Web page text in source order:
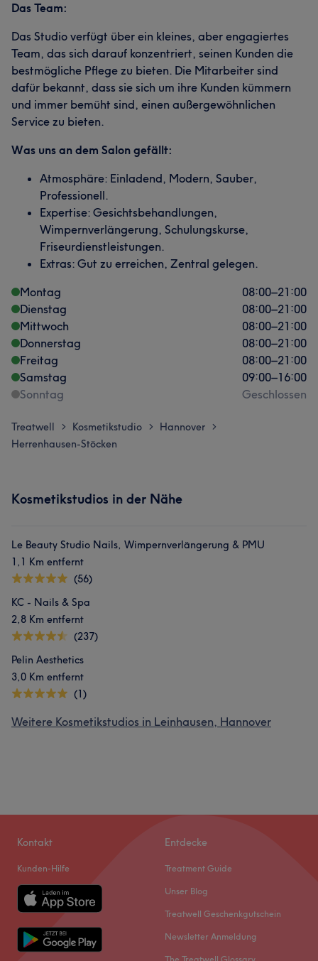
Das Team:
Das Studio verfügt über ein kleines, aber engagiertes
Team, das sich darauf konzentriert, seinen Kunden die
bestmögliche Pflege zu bieten. Die Mitarbeiter sind
dafür bekannt, dass sie sich um ihre Kunden kümmern
und immer bemüht sind, einen außergewöhnlichen
Service zu bieten.
Was uns an dem Salon gefällt:
Atmosphäre: Einladend, Modern, Sauber,
Professionell.
Expertise: Gesichtsbehandlungen,
Wimpernverlängerung, Schulungskurse,
Friseurdienstleistungen.
Extras: Gut zu erreichen, Zentral gelegen.
Montag
08:00–21:00
Dienstag
08:00–21:00
Mittwoch
08:00–21:00
Donnerstag
08:00–21:00
Freitag
08:00–21:00
Samstag
09:00–16:00
Sonntag
Geschlossen
Treatwell > Kosmetikstudio > Hannover >
Herrenhausen-Stöcken
Kosmetikstudios in der Nähe
Le Beauty Studio Nails, Wimpernverlängerung & PMU
1,1 Km entfernt
(56)
KC - Nails & Spa
2,8 Km entfernt
(237)
Pelin Aesthetics
3,0 Km entfernt
(1)
Weitere Kosmetikstudios in Leinhausen, Hannover
Kontakt
Kunden-Hilfe
Entdecke
Treatment Guide
Unser Blog
Treatwell Geschenkgutschein
Newsletter Anmeldung